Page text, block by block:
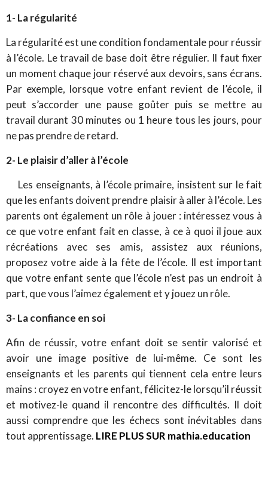
1- La régularité
La régularité est une condition fondamentale pour réussir
à l’école. Le travail de base doit être régulier. Il faut fixer
un moment chaque jour réservé aux devoirs, sans écrans.
Par exemple, lorsque votre enfant revient de l’école, il
peut s’accorder une pause goûter puis se mettre au
travail durant 30 minutes ou 1 heure tous les jours, pour
ne pas prendre de retard.
2- Le plaisir d’aller à l’école
Les enseignants, à l’école primaire, insistent sur le fait
que les enfants doivent prendre plaisir à aller à l’école. Les
parents ont également un rôle à jouer : intéressez vous à
ce que votre enfant fait en classe, à ce à quoi il joue aux
récréations avec ses amis, assistez aux réunions,
proposez votre aide à la fête de l’école. Il est important
que votre enfant sente que l’école n’est pas un endroit à
part, que vous l’aimez également et y jouez un rôle.
3- La confiance en soi
Afin de réussir, votre enfant doit se sentir valorisé et
avoir une image positive de lui-même. Ce sont les
enseignants et les parents qui tiennent cela entre leurs
mains : croyez en votre enfant, félicitez-le lorsqu’il réussit
et motivez-le quand il rencontre des difficultés. Il doit
aussi comprendre que les échecs sont inévitables dans
tout apprentissage. LIRE PLUS SUR mathia.education